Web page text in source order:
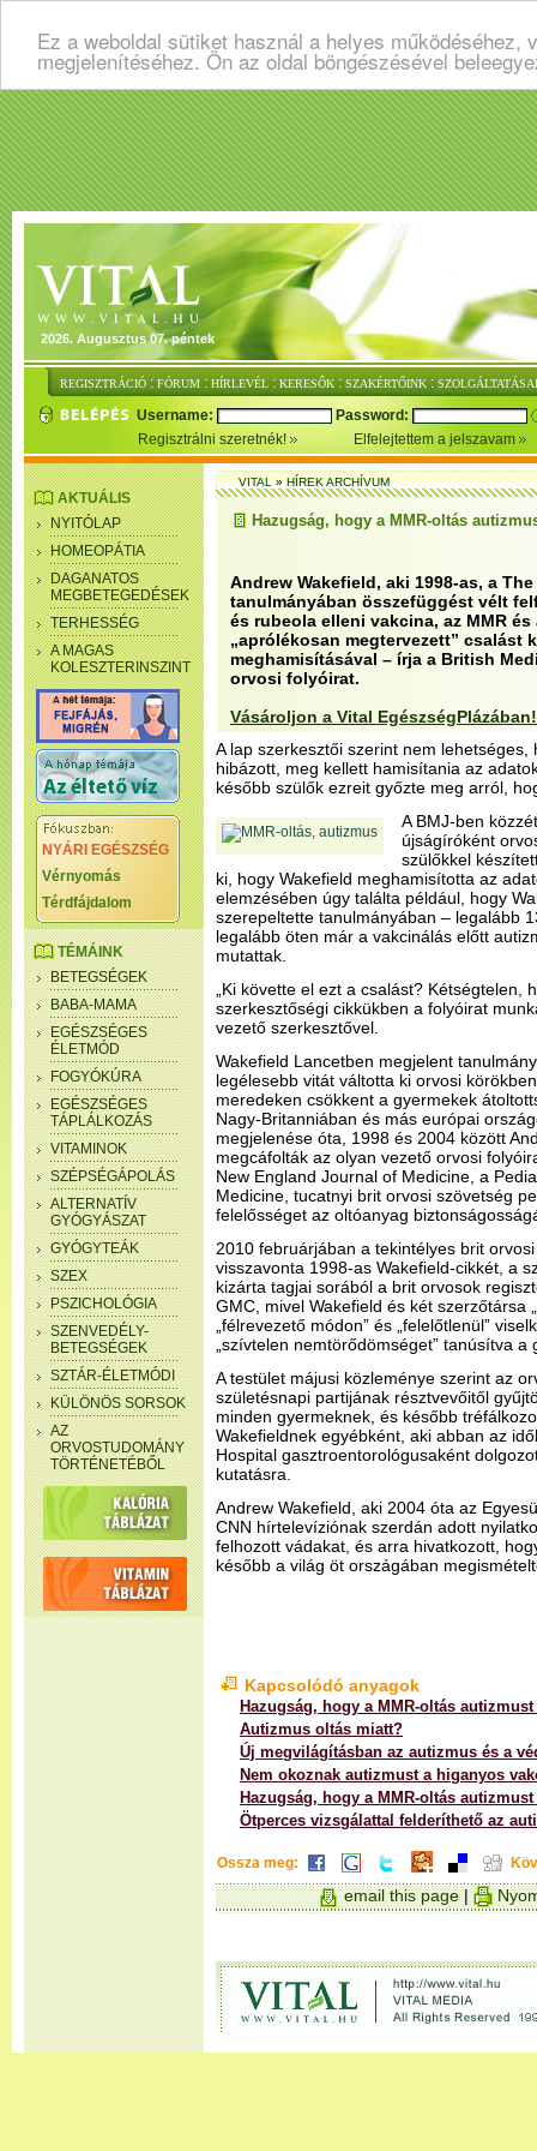
Ez a weboldal sütiket használ a helyes
megjelenítéséhez. Ön az oldal böngészésével
2026. Augusztus 07. péntek
REGISZTRÁCIÓ : FÓRUM : HÍRLEVÉL : KERESŐK : SZAKÉRTŐINK :
Username:
Password:
Regisztrálni szeretnék!
Elfelejtettem a jelszavam
AKTUÁLIS
NYITÓLAP
HOMEOPÁTIA
DAGANATOS
MEGBETEGEDÉSEK
TERHESSÉG
A MAGAS
KOLESZTERINSZINT
NYÁRI EGÉSZSÉG
Vérnyomás
Térdfájdalom
TÉMÁINK
BETEGSÉGEK
BABA-MAMA
EGÉSZSÉGES
ÉLETMÓD
FOGYÓKÚRA
EGÉSZSÉGES
TÁPLÁLKOZÁS
VITAMINOK
SZÉPSÉGÁPOLÁS
ALTERNATÍV
GYÓGYÁSZAT
GYÓGYTEÁK
SZEX
PSZICHOLÓGIA
SZENVEDÉLY-
BETEGSÉGEK
SZTÁR-ÉLETMÓDI
KÜLÖNÖS SORSOK
AZ
ORVOSTUDOMÁNY
TÖRTÉNETÉBŐL
VITAL»HÍREK ARCHÍVUM
Hazugság, hogy a MMR-oltás
Andrew Wakefield, aki 1998-as, a
tanulmányában összefüggést vélt
és rubeola elleni vakcina, az MMR
„aprólékosan megtervezett” csalást
meghamisításával – írja a British
orvosi folyóirat.
Vásároljon a Vital EgészségPlázában!
A lap szerkesztői szerint nem lehetséges,
hibázott, meg kellett hamisítania az
később szülők ezreit győzte meg arról,
A BMJ-ben
újságíróként
szülőkkel
ki, hogy Wakefield meghamisította az
elemzésében úgy találta például, hogy
szerepeltette tanulmányában – legalább
legalább öten már a vakcinálás előtt
mutattak.
„Ki követte el ezt a csalást? Kétségtelen,
szerkesztőségi cikkükben a folyóirat
vezető szerkesztővel.
Wakefield Lancetben megjelent
legélesebb vitát váltotta ki orvosi
meredeken csökkent a gyermekek
Nagy-Britanniában és más európai
megjelenése óta, 1998 és 2004 között
megcáfolták az olyan vezető orvosi
New England Journal of Medicine, a
Medicine, tucatnyi brit orvosi szövetség
felelősséget az oltóanyag
2010 februárjában a tekintélyes brit
visszavonta 1998-as Wakefield-cikkét, a
kizárta tagjai sorából a brit orvosok
GMC, mivel Wakefield és két szerzőtársa
„félrevezető módon” és „felelőtlenül”
„szívtelen nemtörődömséget” tanúsítva a
A testület májusi közleménye szerint az
születésnapi partijának résztvevőitől
minden gyermeknek, és később
Wakefieldnek egyébként, aki abban az
Hospital gasztroentorológusaként
kutatásra.
Andrew Wakefield, aki 2004 óta az
CNN hírtelevíziónak szerdán adott
felhozott vádakat, és arra hivatkozott,
később a világ öt országában
Kapcsolódó anyagok
Hazugság, hogy a MMR-oltás
Autizmus oltás miatt?
Új megvilágításban az autizmus és a
Nem okoznak autizmust a higanyos
Hazugság, hogy a MMR-oltás
Ötperces vizsgálattal felderíthető az
Ossza meg:
email this page |